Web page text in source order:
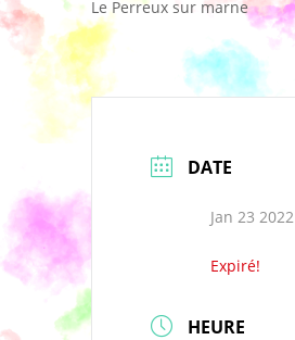
Le Perreux sur marne
DATE
Jan 23 2022
Expiré!
HEURE